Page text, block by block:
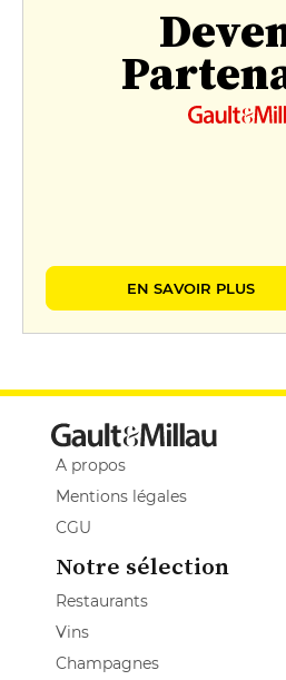
EN SAVOIR PLUS
A propos
Mentions légales
CGU
Notre sélection
Restaurants
Vins
Champagnes